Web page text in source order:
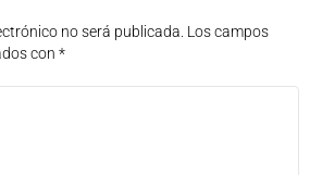
no será publicada. Los campos
con *